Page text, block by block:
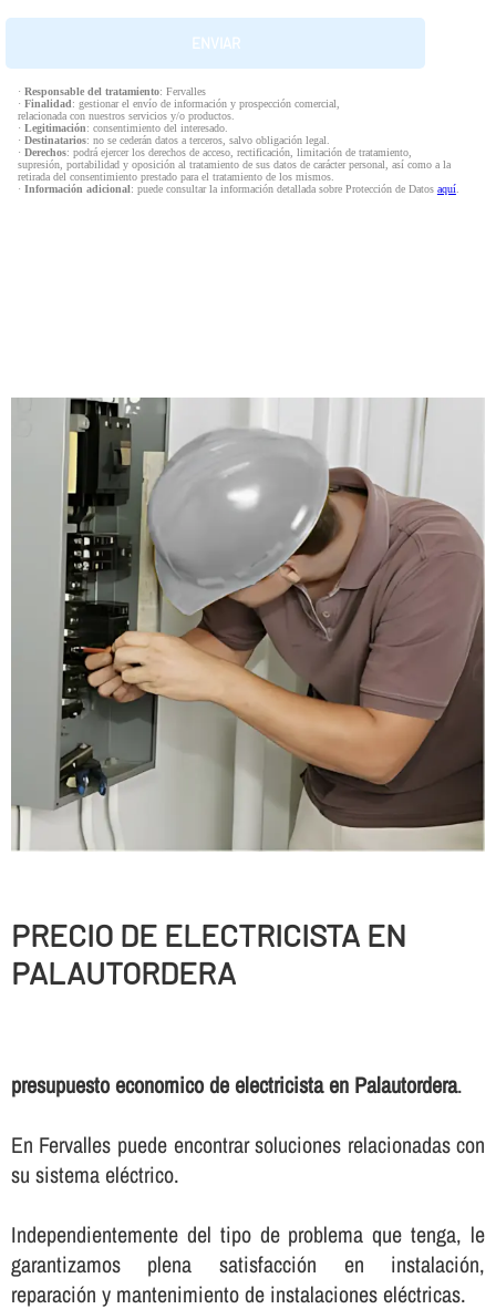
· Responsable del tratamiento: Fervalles
· Finalidad: gestionar el envío de información y prospección comercial,
relacionada con nuestros servicios y/o productos.
· Legitimación: consentimiento del interesado.
· Destinatarios: no se cederán datos a terceros, salvo obligación legal.
· Derechos: podrá ejercer los derechos de acceso, rectificación, limitación de tratamiento,
supresión, portabilidad y oposición al tratamiento de sus datos de carácter personal, así como a la
retirada del consentimiento prestado para el tratamiento de los mismos.
· Información adicional: puede consultar la información detallada sobre Protección de Datos aquí.
PRECIO DE ELECTRICISTA EN
PALAUTORDERA
presupuesto economico de electricista en Palautordera.
En Fervalles puede encontrar soluciones relacionadas con
su sistema eléctrico.
Independientemente del tipo de problema que tenga, le
garantizamos plena satisfacción en instalación,
reparación y mantenimiento de instalaciones eléctricas.